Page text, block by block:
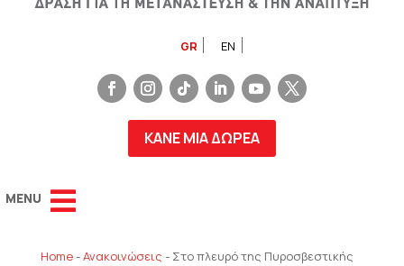
GR EN
ΚΑΝΕ ΜΙΑ ΔΩΡΕΑ
Home-Ανακοινώσεις - Στο πλευρό της Πυροσβεστικής